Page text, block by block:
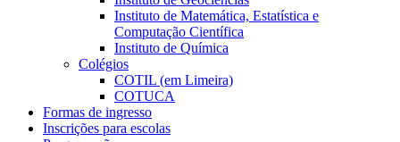
Instituto de Matemática, Estatística e
Computação Científica
Instituto de Química
Colégios
COTIL (em Limeira)
COTUCA
Formas de ingresso
Inscrições para escolas